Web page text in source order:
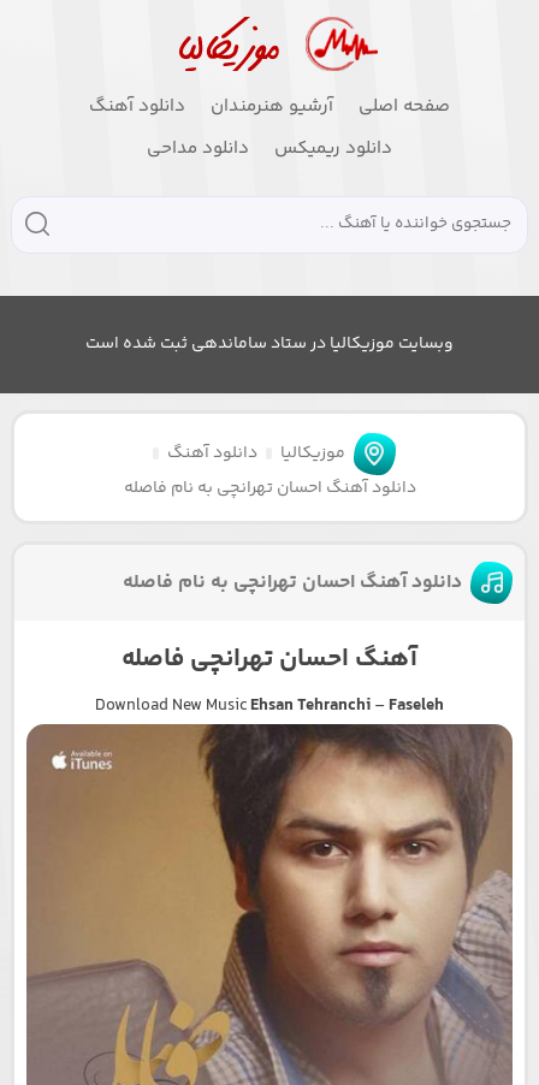
صفحه اصلی آرشیو هنرمندان
دانلود آهنگ
دانلود ریمیکس
دانلود مداحی
وبسایت موزیکالیا در ستاد ساماندهی ثبت شده است
موزیکالیا
دانلود آهنگ
دانلود آهنگ احسان تهرانچی به نام فاصله
دانلود آهنگ احسان تهرانچی به نام فاصله
آهنگ احسان تهرانچی فاصله
Download New MusicEhsan Tehranchi– Faseleh